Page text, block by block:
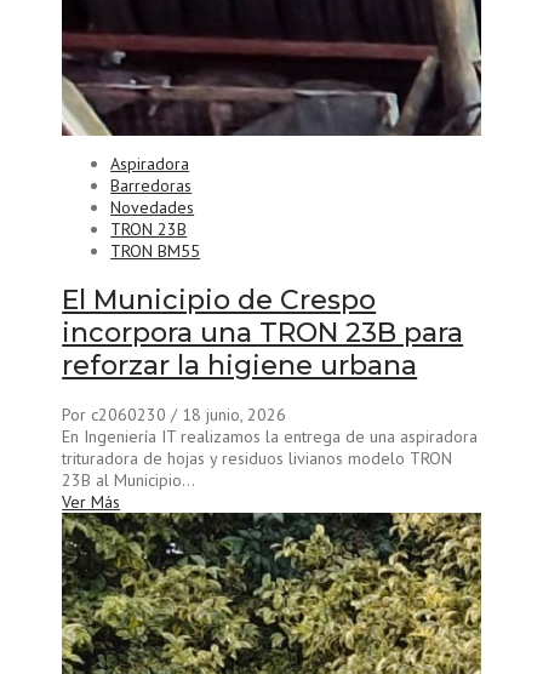
Aspiradora
Barredoras
Novedades
TRON 23B
TRON BM55
El Municipio de Crespo
incorpora una TRON 23B para
reforzar la higiene urbana
Por c2060230 / 18 junio, 2026
En Ingeniería IT realizamos la entrega de una aspiradora
trituradora de hojas y residuos livianos modelo TRON
23B al Municipio...
Ver Más